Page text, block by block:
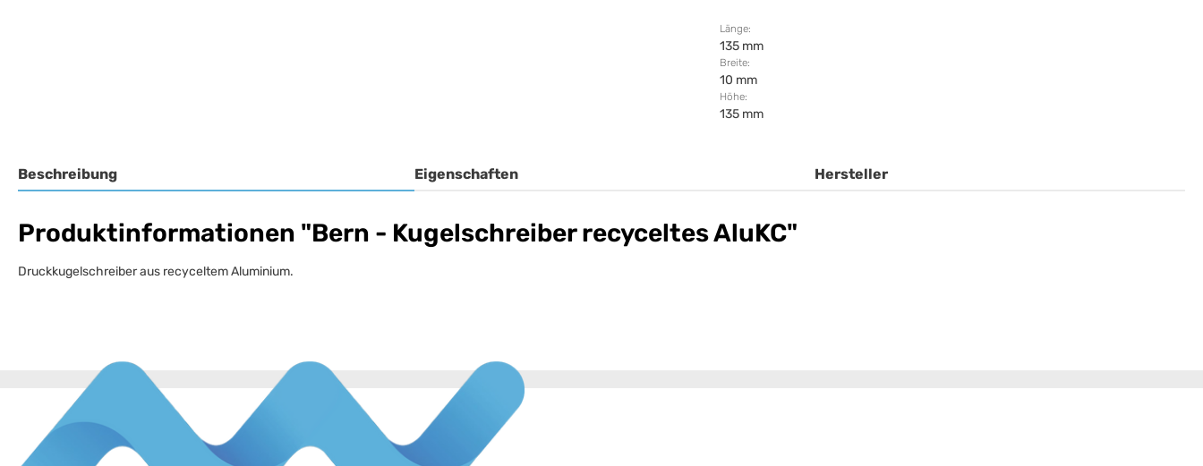
Länge:
135 mm
Breite:
10 mm
Höhe:
135 mm
Beschreibung Eigenschaften Hersteller
Produktinformationen "Bern - Kugelschreiber recyceltes AluKC"
Druckkugelschreiber aus recyceltem Aluminium.